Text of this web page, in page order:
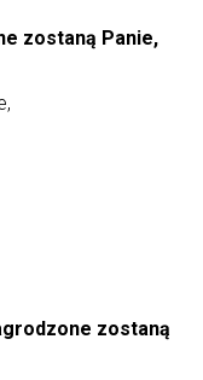
zostaną Panie,
zostaną